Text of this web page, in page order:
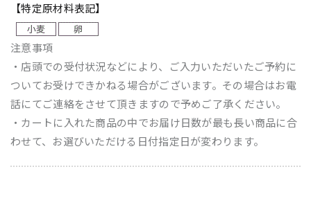
【特定原材料表記】
注意事項
・店頭での受付状況などにより、ご入力いただいたご予約に
ついてお受けできかねる場合がございます。その場合はお電
話にてご連絡をさせて頂きますので予めご了承ください。
・カートに入れた商品の中でお届け日数が最も長い商品に合
わせて、お選びいただける日付指定日が変わります。